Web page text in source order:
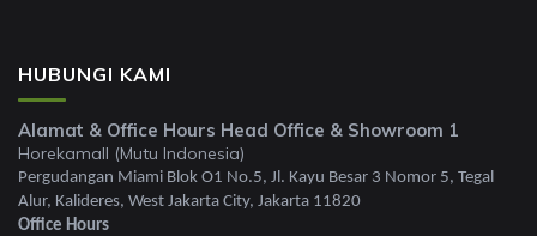
HUBUNGI KAMI
Alamat & Office Hours Head Office & Showroom 1
Horekamall (Mutu Indonesia)
Pergudangan Miami Blok O1 No.5, Jl. Kayu Besar 3 Nomor 5, Tegal
Alur, Kalideres, West Jakarta City, Jakarta 11820
Office Hours